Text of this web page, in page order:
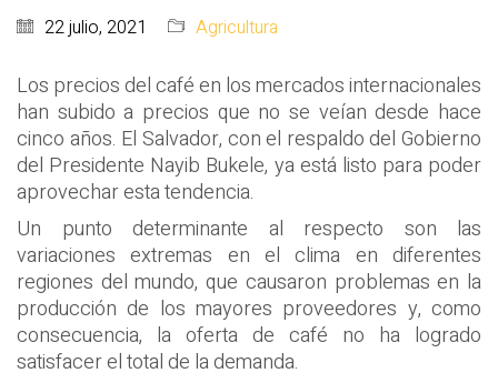
22 julio, 2021 Agricultura
Los precios del café en los mercados internacionales
han subido a precios que no se veían desde hace
cinco años. El Salvador, con el respaldo del Gobierno
del Presidente Nayib Bukele, ya está listo para poder
aprovechar esta tendencia.
Un punto determinante al respecto son las
variaciones extremas en el clima en diferentes
regiones del mundo, que causaron problemas en la
producción de los mayores proveedores y, como
consecuencia, la oferta de café no ha logrado
satisfacer el total de la demanda.